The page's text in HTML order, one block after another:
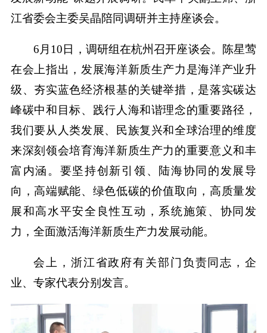
江省委会主委吴晶陪同调研并主持座谈会。
6月10日，调研组在杭州召开座谈会。陈星莺
在会上指出，发展海洋新质生产力是海洋产业升
级、夯实蓝色经济根基的关键举措，是落实碳达
峰碳中和目标、践行人海和谐理念的重要路径，
我们要从人类发展、民族复兴和全球治理的维度
来深刻领会培育海洋新质生产力的重要意义和丰
富内涵。要坚持创新引领、陆海协同的发展导
向，高端赋能、绿色低碳的价值取向，高质量发
展和高水平安全良性互动，系统施策、协同发
力，全面激活海洋新质生产力发展动能。
会上，浙江省政府有关部门负责同志，企
业、专家代表分别发言。